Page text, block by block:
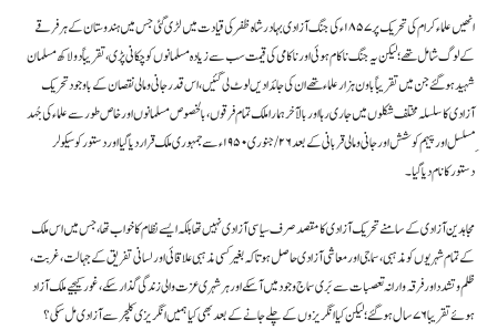
انھیں علماء کرام کی تحریک پر۱۸۵۷ء کی جنگ آزادی بہادر شاہ ظفر کی قیادت میں لڑی گئی جس میں ہندوستان کے ہر فرقے
کے لوگ شامل تھے؛ لیکن یہ جنگ ناکام ہوئی اور ناکامی کی قیمت سب سے زیادہ مسلمانوں کو چکانی پڑی، تقریباً دولاکھ مسلمان
شہید ہوگئے جن میں تقریباًباون ہزارعلماء تھے ان کی جائدادیں لوٹ لی گئیں،اس قدر جانی و مالی نقصان کے باوجود تحریک
آزادی کا سلسلہ مختلف شکلوں میں جاری رہا اور بالآخر ہمارا ملک تمام فرقوں ، بالخصوص مسلمانوں اور خاص طور سے علماء کی جُہد
ِمسلسل اور پیہم کو شش اور جانی ومالی قربانی کے بعد ۲۶/جنوری ۹۵۰ ۱ ء سے جمہوری ملک قرار دیا گیا اور دستور کو سیکولر
دستورکا نام دیا گیا۔
​مجاہدین آزادی کے سامنے تحریک آزادی کا مقصد صرف سیاسی آزادی نہیں تھا بلکہ ایسے نظام کا خواب تھا، جس میں اس ملک
کے تمام شہریوں کو مذہبی، سماجی اور معاشی آزادی حاصل ہو تاکہ بغیر کسی مذہبی علاقائی اور لسانی تفریق کے جہالت، غربت ،
ظلم و تشدد اور فرقہ وارانہ تعصبات سے بَری سماج وجود میں آسکے اور ہر شہری عزت والی زندگی گذار سکے، غور کیجیے ملک آزاد
ہوئے تقریبا ۷۶سال ہوگئے؛ لیکن کیا انگریزوں کے چلے جانے کے بعد بھی کیا ہمیں انگریزی کلچر سے آزادی مل سکی؟